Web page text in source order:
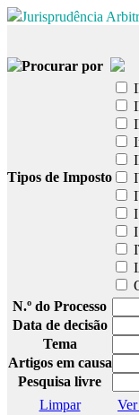
Jurisprudência
Procurar por
Tipos de Imposto
N.º do Processo
Data de decisão
Tema
Artigos em causa
Pesquisa livre
Limpar